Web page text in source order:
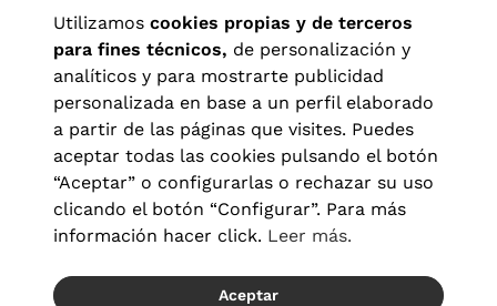
Aviso legal| Política de privacidad Términos y condiciones
Política de cookies|Configuración de cookies
© 2026 Visionlab España
Utilizamos cookies propias y de terceros
para fines técnicos, de personalización y
analíticos y para mostrarte publicidad
personalizada en base a un perfil elaborado
a partir de las páginas que visites. Puedes
aceptar todas las cookies pulsando el botón
“Aceptar” o configurarlas o rechazar su uso
clicando el botón “Configurar”. Para más
información hacer click. Leer más.
Aceptar